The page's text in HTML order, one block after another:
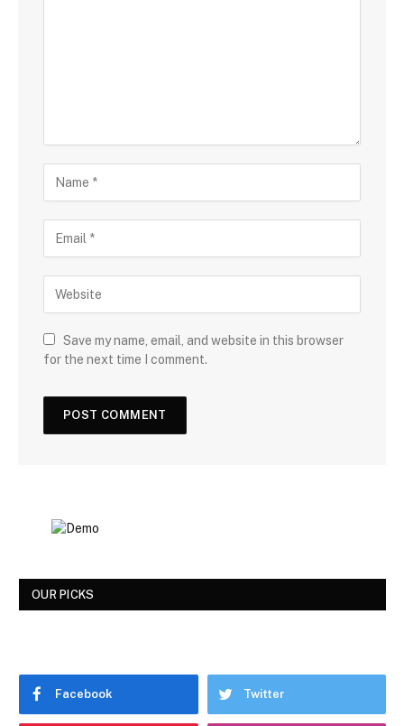
Save my name, email, and website in this browser
for the next time I comment.
OUR PICKS
Facebook Twitter